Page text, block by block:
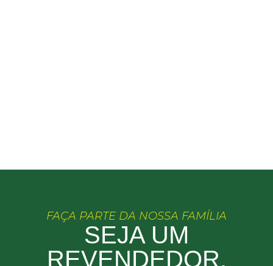
FAÇA PARTE DA NOSSA FAMÍLIA
SEJA UM
REVENDEDOR,